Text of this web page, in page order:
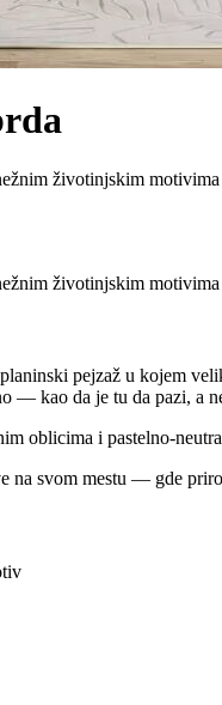
životinjskim
životinjskim
pejzaž u kojem
— kao da je tu da pazi, a
oblicima i pastelno-
na svom mestu — gde